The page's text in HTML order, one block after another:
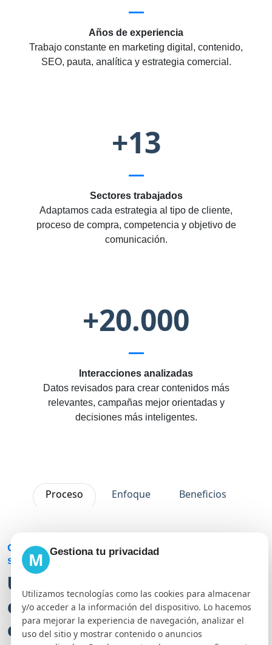
Años de experiencia
Trabajo constante en marketing digital, contenido,
SEO, pauta, analítica y estrategia comercial.
+13
Sectores trabajados
Adaptamos cada estrategia al tipo de cliente,
proceso de compra, competencia y objetivo de
comunicación.
+20.000
Interacciones analizadas
Datos revisados para crear contenidos más
relevantes, campañas mejor orientadas y
decisiones más inteligentes.
Proceso Enfoque Beneficios
Cómo desarrollamos una estrategia de redes
sociales
Un proceso claro para
convertir tus perfiles en
canales de comunicación y
M Gestiona tu privacidad
Utilizamos tecnologías como las cookies para almacenar
y/o acceder a la información del dispositivo. Lo hacemos
para mejorar la experiencia de navegación, analizar el
uso del sitio y mostrar contenido o anuncios